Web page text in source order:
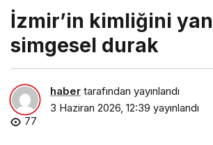
İzmir’in kimliğini
simgesel durak
haber tarafından yayınlandı
3 Haziran 2026, 12:39 yayınlandı
77